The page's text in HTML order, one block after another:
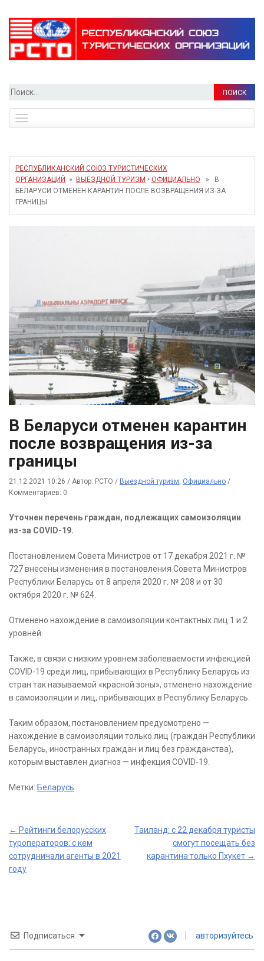
Найти:
navigation
РЕСПУБЛИКАНСКИЙ СОЮЗ ТУРИСТИЧЕСКИХ
ОРГАНИЗАЦИЙ
» ВЫЕЗДНОЙ ТУРИЗМ • ОФИЦИАЛЬНО » В
БЕЛАРУСИ ОТМЕНЕН КАРАНТИН ПОСЛЕ ВОЗВРАЩЕНИЯ ИЗ-ЗА
ГРАНИЦЫ
В Беларуси отменен карантин
после возвращения из-за
границы
21.12.2021 10:26 / Автор: РСТО / Выездной туризм, Официально /
Комментариев: 0
Уточнен перечень граждан, подлежащих самоизоляции
из-за COVID-19.
Постановлением Совета Министров от 17 декабря 2021 г. №
727 внесены изменения в постановления Совета Министров
Республики Беларусь от 8 апреля 2020 г. № 208 и от 30
октября 2020 г. № 624.
Отменено нахождение в самоизоляции контактных лиц 1 и 2
уровней.
Также, в связи с низким уровнем заболеваемости инфекцией
COVID-19 среди лиц, прибывающих в Республику Беларусь из
стран так называемой «красной зоны», отменено нахождение
в самоизоляции и лиц, прибывающих в Республику Беларусь.
Таким образом, постановлением предусмотрено —
нахождение в самоизоляции только лиц (граждан Республики
Беларусь, иностранных граждан и лиц без гражданства),
которым выставлен диагноз — инфекция COVID-19.
Метки: Беларусь
Post
navigation
← Рейтинги белорусских
туроператоров: с кем
сотрудничали агенты в 2021
году
Таиланд: с 22 декабря туристы
смогут посещать без
карантина только Пхукет →
Подписаться авторизуйтесь